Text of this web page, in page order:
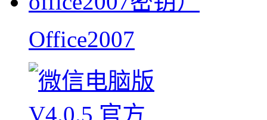
Office2007